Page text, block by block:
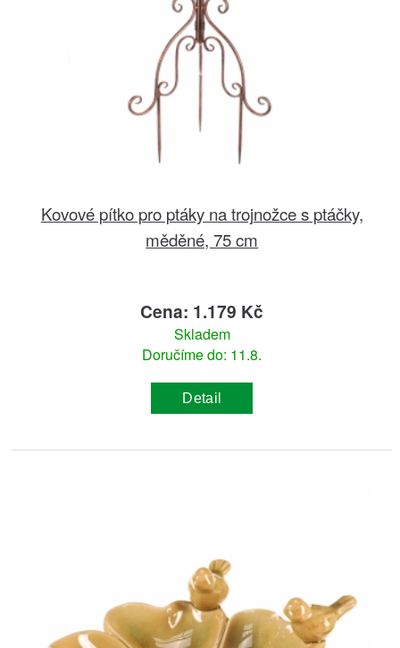
Kovové pítko pro ptáky na trojnožce s ptáčky,
měděné, 75 cm
Cena: 1.179 Kč
Skladem
Doručíme do: 11.8.
Detail